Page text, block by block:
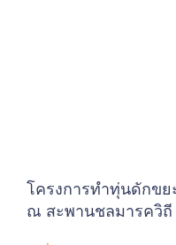
โครงการทำทุ่นดักข
ณ สะพานชลมารควิถี